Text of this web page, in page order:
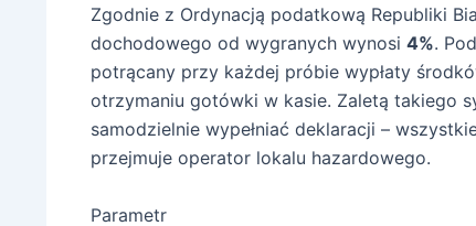
Zgodnie z Ordynacją podatkową Republiki
dochodowego od wygranych wynosi 4%.
potrącany przy każdej próbie wypłaty
otrzymaniu gotówki w kasie. Zaletą takiego
samodzielnie wypełniać deklaracji –
przejmuje operator lokalu hazardowego.
Parametr